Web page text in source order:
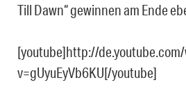
Till Dawn“ gewinnen am Ende
[youtube]http://
v=gUyuEyVb6KU[/youtube]